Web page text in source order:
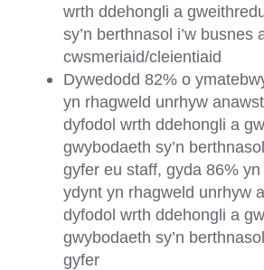
wrth ddehongli a
sy’n berthnasol i’w busnes
cwsmeriaid/cleientiaid
Dywedodd 82% o
yn rhagweld unrhyw
dyfodol wrth ddehongli a
gwybodaeth sy’n
gyfer eu staff, gyda 86%
ydynt yn rhagweld unrhyw
dyfodol wrth ddehongli a
gwybodaeth sy’n
gyfer